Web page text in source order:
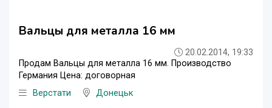
Вальцы для металла 16 мм
20.02.2014, 19:33
Продам Вальцы для металла 16 мм. Производство
Германия Цена: договорная
Верстати
Донецьк